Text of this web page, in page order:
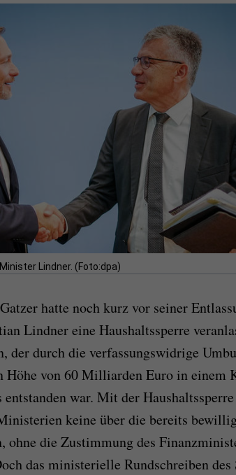
Lindner. (Foto:dpa)
hatte noch kurz vor seiner
Lindner eine Haushaltssperre
der durch die verfassungswidrige
Höhe von 60 Milliarden Euro in einem
war. Mit der
keine über die bereits
ohne die Zustimmung des
das ministerielle Rundschreiben des